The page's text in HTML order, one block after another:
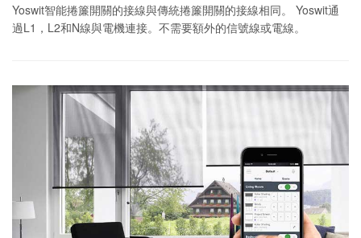
Yoswit智能捲簾開關的接線與傳統捲簾開關的接線相同。 Yoswit通
過L1，L2和N線與電機連接。不需要額外的信號線或電線。